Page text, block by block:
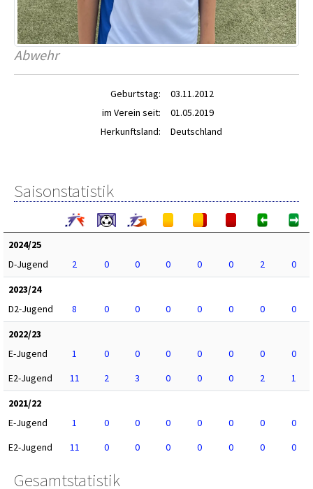
Abwehr
Geburtstag:
03.11.2012
im Verein seit:
01.05.2019
Herkunftsland:
Deutschland
Saisonstatistik
2024/25
D-Jugend
2 0 0 0 0 0 2
0
2023/24
D2-Jugend
8 0 0 0 0 0 0
0
2022/23
E-Jugend
1 0 0 0 0 0 0
0
E2-Jugend
11 2 3 0 0 0 2
1
2021/22
E-Jugend
1 0 0 0 0 0 0
0
E2-Jugend
11 0 0 0 0 0 0 0
Gesamtstatistik